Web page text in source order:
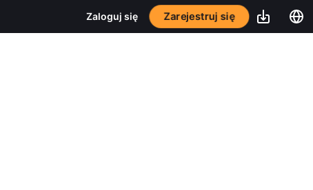
Zaloguj się Zarejestruj się